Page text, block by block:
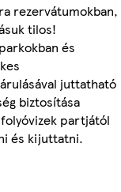
rezervátumokban,
tilos!
és
juttatható
biztosítása
partjától
és kijuttatni.